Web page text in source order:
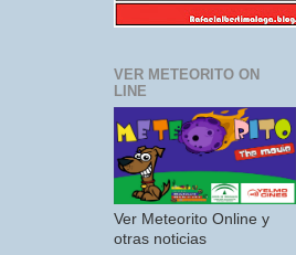
VER METEORITO ON
LINE
Ver Meteorito Online y
otras noticias